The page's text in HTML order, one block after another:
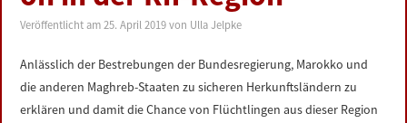
IMPRESSUM
Veröffentlicht am25. April 2019 von Ulla Jelpke
Anlässlich der Bestrebungen der Bundesregierung, Marokko und
die anderen Maghreb-Staaten zu sicheren Herkunftsländern zu
erklären und damit die Chance von Flüchtlingen aus dieser Region